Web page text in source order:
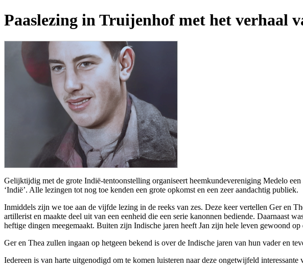
Paaslezing in Truijenhof met het verhaal
Gelijktijdig met de grote Indië-tentoonstelling organiseert heemkundevereniging Medelo
‘Indië’. Alle lezingen tot nog toe kenden een grote opkomst en een zeer aandachtig publiek.
Inmiddels zijn we toe aan de vijfde lezing in de reeks van zes. Deze keer vertellen Ger en
artillerist en maakte deel uit van een eenheid die een serie kanonnen bediende. Daarnaast
heftige dingen meegemaakt. Buiten zijn Indische jaren heeft Jan zijn hele leven gewoond
Ger en Thea zullen ingaan op hetgeen bekend is over de Indische jaren van hun vader en
Iedereen is van harte uitgenodigd om te komen luisteren naar deze ongetwijfeld